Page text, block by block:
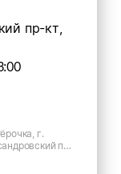
пр-кт,
г.
пр-